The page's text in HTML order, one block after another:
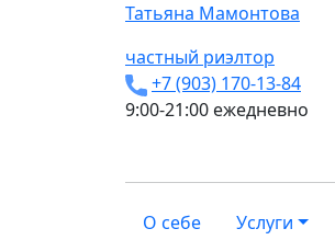
Татьяна Мамонтова
частный риэлтор
+7 (903) 170-13-84
9:00-21:00 ежедневно
О себе Услуги